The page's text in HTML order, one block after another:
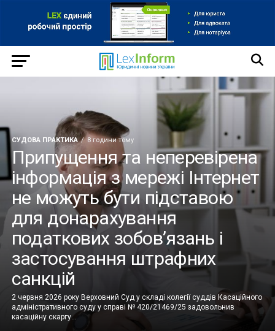
СУДОВА ПРАКТИКА 8 години тому
Припущення та неперевірена
інформація з мережі Інтернет
не можуть бути підставою
для донарахування
податкових зобов’язань і
застосування штрафних
санкцій
2 червня 2026 року Верховний Суд у складі колегії суддів Касаційного
адміністративного суду у справі № 420/21469/25 задовольнив
касаційну скаргу...